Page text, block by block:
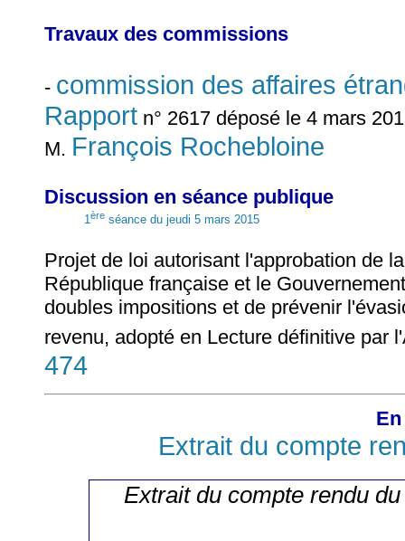
Travaux des commissions
- commission des affaires
Rapport n° 2617 déposé le 4 mars
M. François Rochebloine
Discussion en séance publique
1ère séance du jeudi 5 mars 2015
Projet de loi autorisant l'approbation de
République française et le
doubles impositions et de prévenir
revenu, adopté en Lecture définitive par
474
Extrait du compte
Extrait du compte rendu